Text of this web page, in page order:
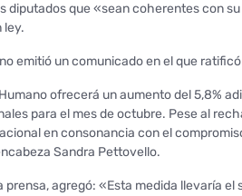
diputados que «sean coherentes con
ley.
emitió un comunicado en el que
ofrecerá un aumento del 5,8%
para el mes de octubre. Pese al
en consonancia con el
Sandra Pettovello.
prensa, agregó: «Esta medida llevaría